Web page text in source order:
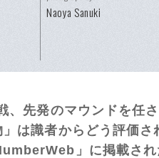
Naoya Sanuki
先発のマウンドを任
」は識者からどう評価
」に掲載され